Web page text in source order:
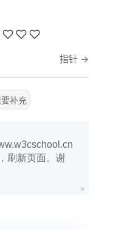
指针 →
补充
刷新页面。谢